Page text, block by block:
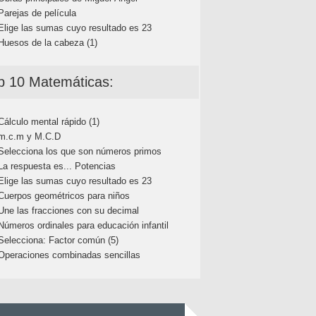
de película
las sumas cuyo resultado es 23
de la cabeza (1)
10 Matemáticas:
mental rápido (1)
y M.C.D
los que son números primos
respuesta es... Potencias
las sumas cuyo resultado es 23
geométricos para niños
las fracciones con su decimal
ordinales para educación infantil
Factor común (5)
combinadas sencillas